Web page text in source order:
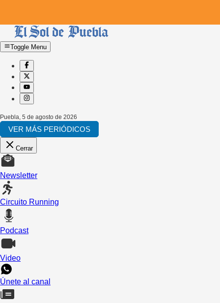
Toggle Menu
Puebla 5 de agosto de 2026
VER MÁS PERIÓDICOS
Cerrar
Newsletter
Circuito Running
Podcast
Video
Únete al canal